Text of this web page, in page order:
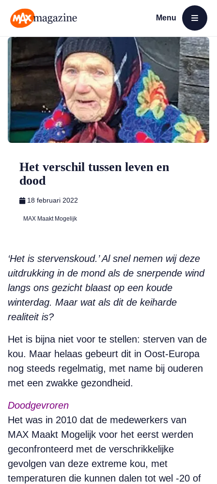
Menu
Open menu
Het verschil tussen leven en
dood
18 februari 2022
MAX Maakt Mogelijk
‘Het is stervenskoud.’ Al snel nemen wij deze
uitdrukking in de mond als de snerpende wind
langs ons gezicht blaast op een koude
winterdag. Maar wat als dit de keiharde
realiteit is?
Het is bijna niet voor te stellen: sterven van de
kou. Maar helaas gebeurt dit in Oost-Europa
nog steeds regelmatig, met name bij ouderen
met een zwakke gezondheid.
Doodgevroren
Het was in 2010 dat de medewerkers van
MAX Maakt Mogelijk voor het eerst werden
geconfronteerd met de verschrikkelijke
gevolgen van deze extreme kou, met
temperaturen die kunnen dalen tot wel -20 of